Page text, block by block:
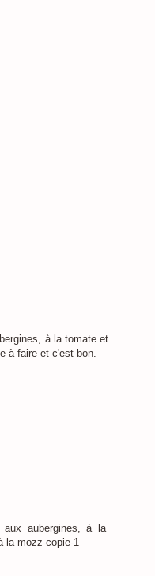
à la tomate et
à faire et c'est bon.